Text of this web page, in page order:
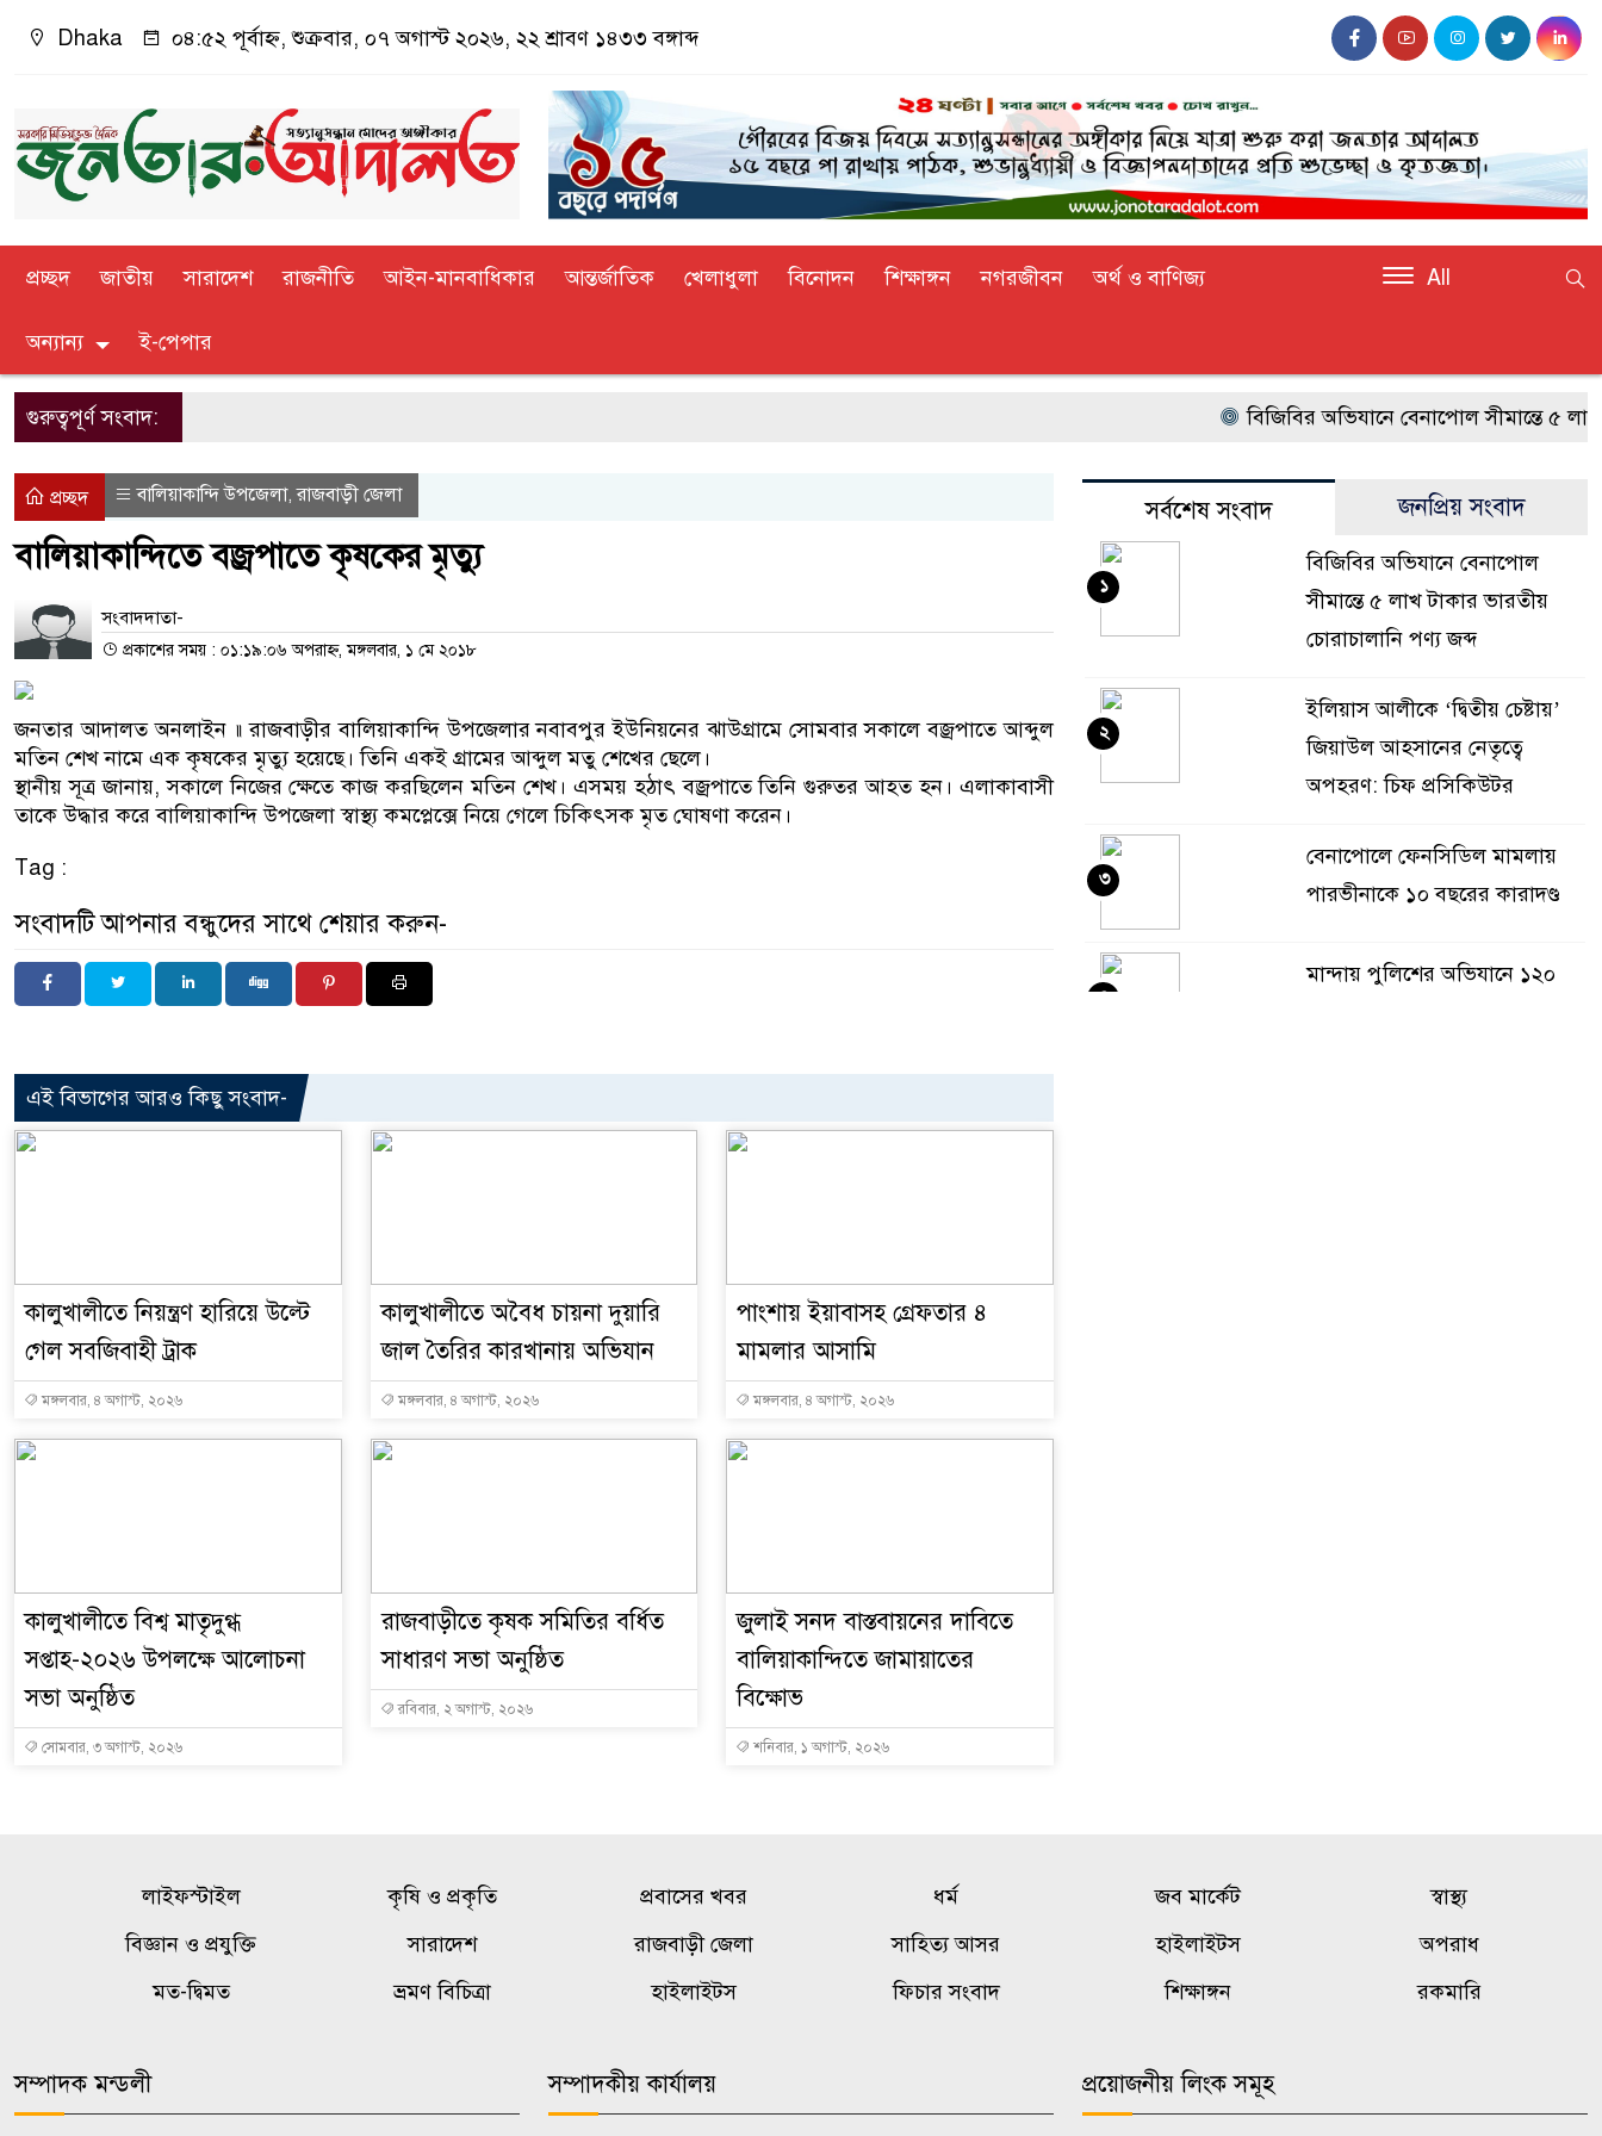
Dhaka ০৪:৫২ পূর্বাহ্ন, শুক্রবার, ০৭ অগাস্ট ২০২৬, ২২ শ্রাবণ ১৪৩৩ বঙ্গাব্দ
প্রচ্ছদ জাতীয় সারাদেশ রাজনীতি আইন-মানবাধিকার আন্তর্জাতিক খেলাধুলা বিনোদন শিক্ষাঙ্গন নগরজীবন অর্থ ও বাণিজ্য
অন্যান্য ই-পেপার
All
গুরুত্বপূর্ণ সংবাদ: বিজিবির অভিযানে বেনাপোল সীমান্তে ৫ লাখ
প্রচ্ছদ বালিয়াকান্দি উপজেলা,রাজবাড়ী জেলা
বালিয়াকান্দিতে বজ্রপাতে কৃষকের মৃত্যু
সংবাদদাতা-
প্রকাশের সময় : ০১:১৯:০৬ অপরাহ্ন, মঙ্গলবার, ১ মে ২০১৮
জনতার আদালত অনলাইন ॥ রাজবাড়ীর বালিয়াকান্দি উপজেলার নবাবপুর ইউনিয়নের ঝাউগ্রামে সোমবার সকালে বজ্রপাতে আব্দুল
মতিন শেখ নামে এক কৃষকের মৃত্যু হয়েছে। তিনি একই গ্রামের আব্দুল মতু শেখের ছেলে।
স্থানীয় সূত্র জানায়, সকালে নিজের ক্ষেতে কাজ করছিলেন মতিন শেখ। এসময় হঠাৎ বজ্রপাতে তিনি গুরুতর আহত হন। এলাকাবাসী
তাকে উদ্ধার করে বালিয়াকান্দি উপজেলা স্বাস্থ্য কমপ্লেক্সে নিয়ে গেলে চিকিৎসক মৃত ঘোষণা করেন।
Tag :
সংবাদটি আপনার বন্ধুদের সাথে শেয়ার করুন-
এই বিভাগের আরও কিছু সংবাদ-
কালুখালীতে নিয়ন্ত্রণ হারিয়ে উল্টে
গেল সবজিবাহী ট্রাক
মঙ্গলবার, ৪ অগাস্ট, ২০২৬
কালুখালীতে অবৈধ চায়না দুয়ারি
জাল তৈরির কারখানায় অভিযান
মঙ্গলবার, ৪ অগাস্ট, ২০২৬
পাংশায় ইয়াবাসহ গ্রেফতার ৪
মামলার আসামি
মঙ্গলবার, ৪ অগাস্ট, ২০২৬
কালুখালীতে বিশ্ব মাতৃদুগ্ধ
সপ্তাহ-২০২৬ উপলক্ষে আলোচনা
সভা অনুষ্ঠিত
সোমবার, ৩ অগাস্ট, ২০২৬
রাজবাড়ীতে কৃষক সমিতির বর্ধিত
সাধারণ সভা অনুষ্ঠিত
রবিবার, ২ অগাস্ট, ২০২৬
জুলাই সনদ বাস্তবায়নের দাবিতে
বালিয়াকান্দিতে জামায়াতের
বিক্ষোভ
শনিবার, ১ অগাস্ট, ২০২৬
সর্বশেষ সংবাদ জনপ্রিয় সংবাদ
বিজিবির অভিযানে বেনাপোল
সীমান্তে ৫ লাখ টাকার ভারতীয়
চোরাচালানি পণ্য জব্দ
১
ইলিয়াস আলীকে ‘দ্বিতীয় চেষ্টায়’
জিয়াউল আহসানের নেতৃত্বে
অপহরণ: চিফ প্রসিকিউটর
২
বেনাপোলে ফেনসিডিল মামলায়
পারভীনাকে ১০ বছরের কারাদণ্ড
৩
মান্দায় পুলিশের অভিযানে ১২০
৪
লাইফস্টাইল কৃষি ও প্রকৃতি প্রবাসের খবর ধর্ম জব মার্কেট
স্বাস্থ্য
বিজ্ঞান ও প্রযুক্তি
সারাদেশ রাজবাড়ী জেলা সাহিত্য আসর হাইলাইটস
অপরাধ
মত-দ্বিমত
ভ্রমণ বিচিত্রা হাইলাইটস ফিচার সংবাদ শিক্ষাঙ্গন রকমারি
সম্পাদক মন্ডলী সম্পাদকীয় কার্যালয় প্রয়োজনীয় লিংক সমূহ